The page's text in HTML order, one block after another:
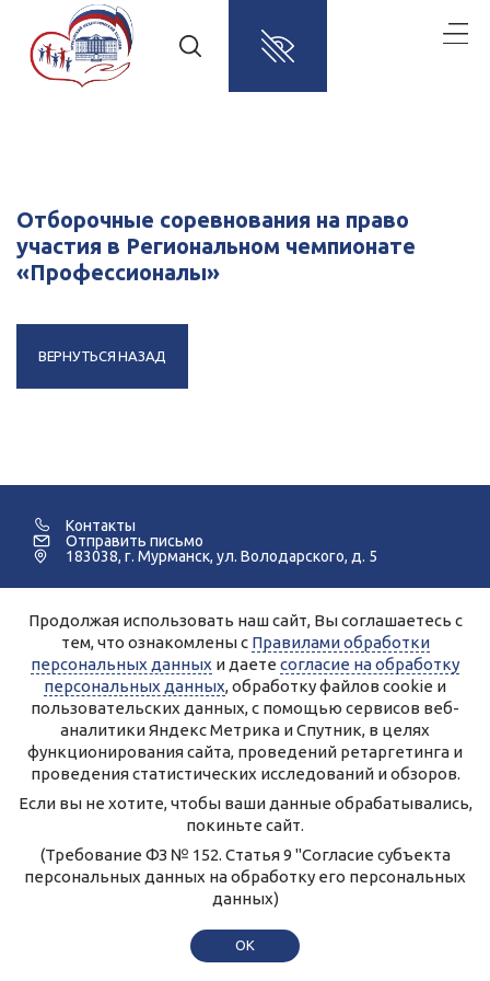
Отборочные соревнования на право
участия в Региональном чемпионате
«Профессионалы»
ВЕРНУТЬСЯ НАЗАД
Контакты
Отправить письмо
183038, г. Мурманск, ул. Володарского, д. 5
©2005-2026 Мурманский Педагогический Колледж.
Для улучшения работы сайта и его взаимодействия с
пользователями используются файлы cookie и сервисы веб-
аналитики Яндекс.Метрика, Спутник.
Продолжая работу с сайтом, Вы даете разрешение на
использование cookie-файлов и согласие на обработку данных
сервисами Яндекс.Метрика, Спутник.
Вы всегда можете отключить файлы cookie в настройках Вашего
браузера.
Персональные данные, опубликованные на сайте, размещены с
согласия субъектов персональных данных.
Условия и запреты не установлены.
Правила обработки персональных данных ГАПОУ МО
«Мурманский педагогический колледж»
Согласие на обработку персональных данных
Создание сайта – Старт Икс
Продолжая использовать наш сайт, Вы соглашаетесь с
тем, что ознакомлены с Правилами обработки
персональных данных и даете согласие на обработку
персональных данных, обработку файлов cookie и
пользовательских данных, с помощью сервисов веб-
аналитики Яндекс Метрика и Спутник, в целях
функционирования сайта, проведений ретаргетинга и
проведения статистических исследований и обзоров.
Если вы не хотите, чтобы ваши данные обрабатывались,
покиньте сайт.
(Требование ФЗ № 152. Статья 9 "Согласие субъекта
персональных данных на обработку его персональных
данных)
OK